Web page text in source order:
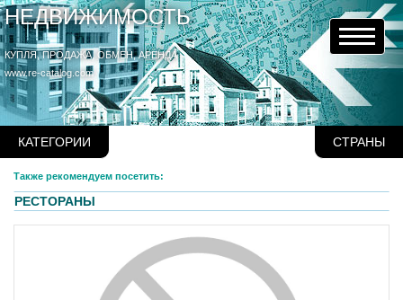
НЕДВИЖИМОСТЬ
КУПЛЯ, ПРОДАЖА, ОБМЕН, АРЕНДА
www.re-catalog.com
КАТЕГОРИИ СТРАНЫ
Также рекомендуем посетить:
РЕСТОРАНЫ